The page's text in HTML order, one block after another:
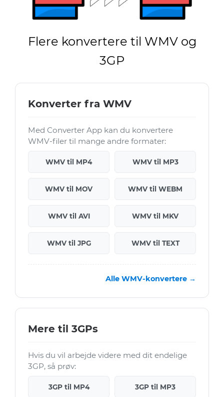
Flere konvertere til WMV og
3GP
Konverter fra WMV
Med Converter App kan du konvertere
WMV-filer til mange andre formater:
WMV til MP4 WMV til MP3
WMV til MOV WMV til WEBM
WMV til AVI WMV til MKV
WMV til JPG WMV til TEXT
Alle WMV-konvertere →
Mere til 3GPs
Hvis du vil arbejde videre med dit endelige
3GP, så prøv:
3GP til MP4 3GP til MP3